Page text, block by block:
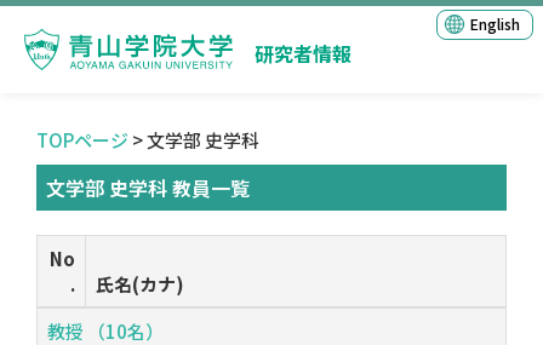
研究者情報
English
TOPページ > 文学部 史学科
文学部 史学科 教員一覧
No
.
氏名(カナ)
教授 （10名）